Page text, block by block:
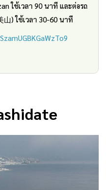
ใช้เวลา 90 นาที และต่อรถ
山) ใช้เวลา 30-60 นาที